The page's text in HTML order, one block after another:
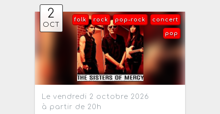
2
OCT
concert
pop-rock
rock
folk
pop
Le vendredi 2 octobre 2026
à partir de 20h